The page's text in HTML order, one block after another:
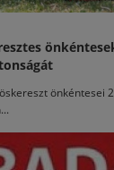
önkéntesei